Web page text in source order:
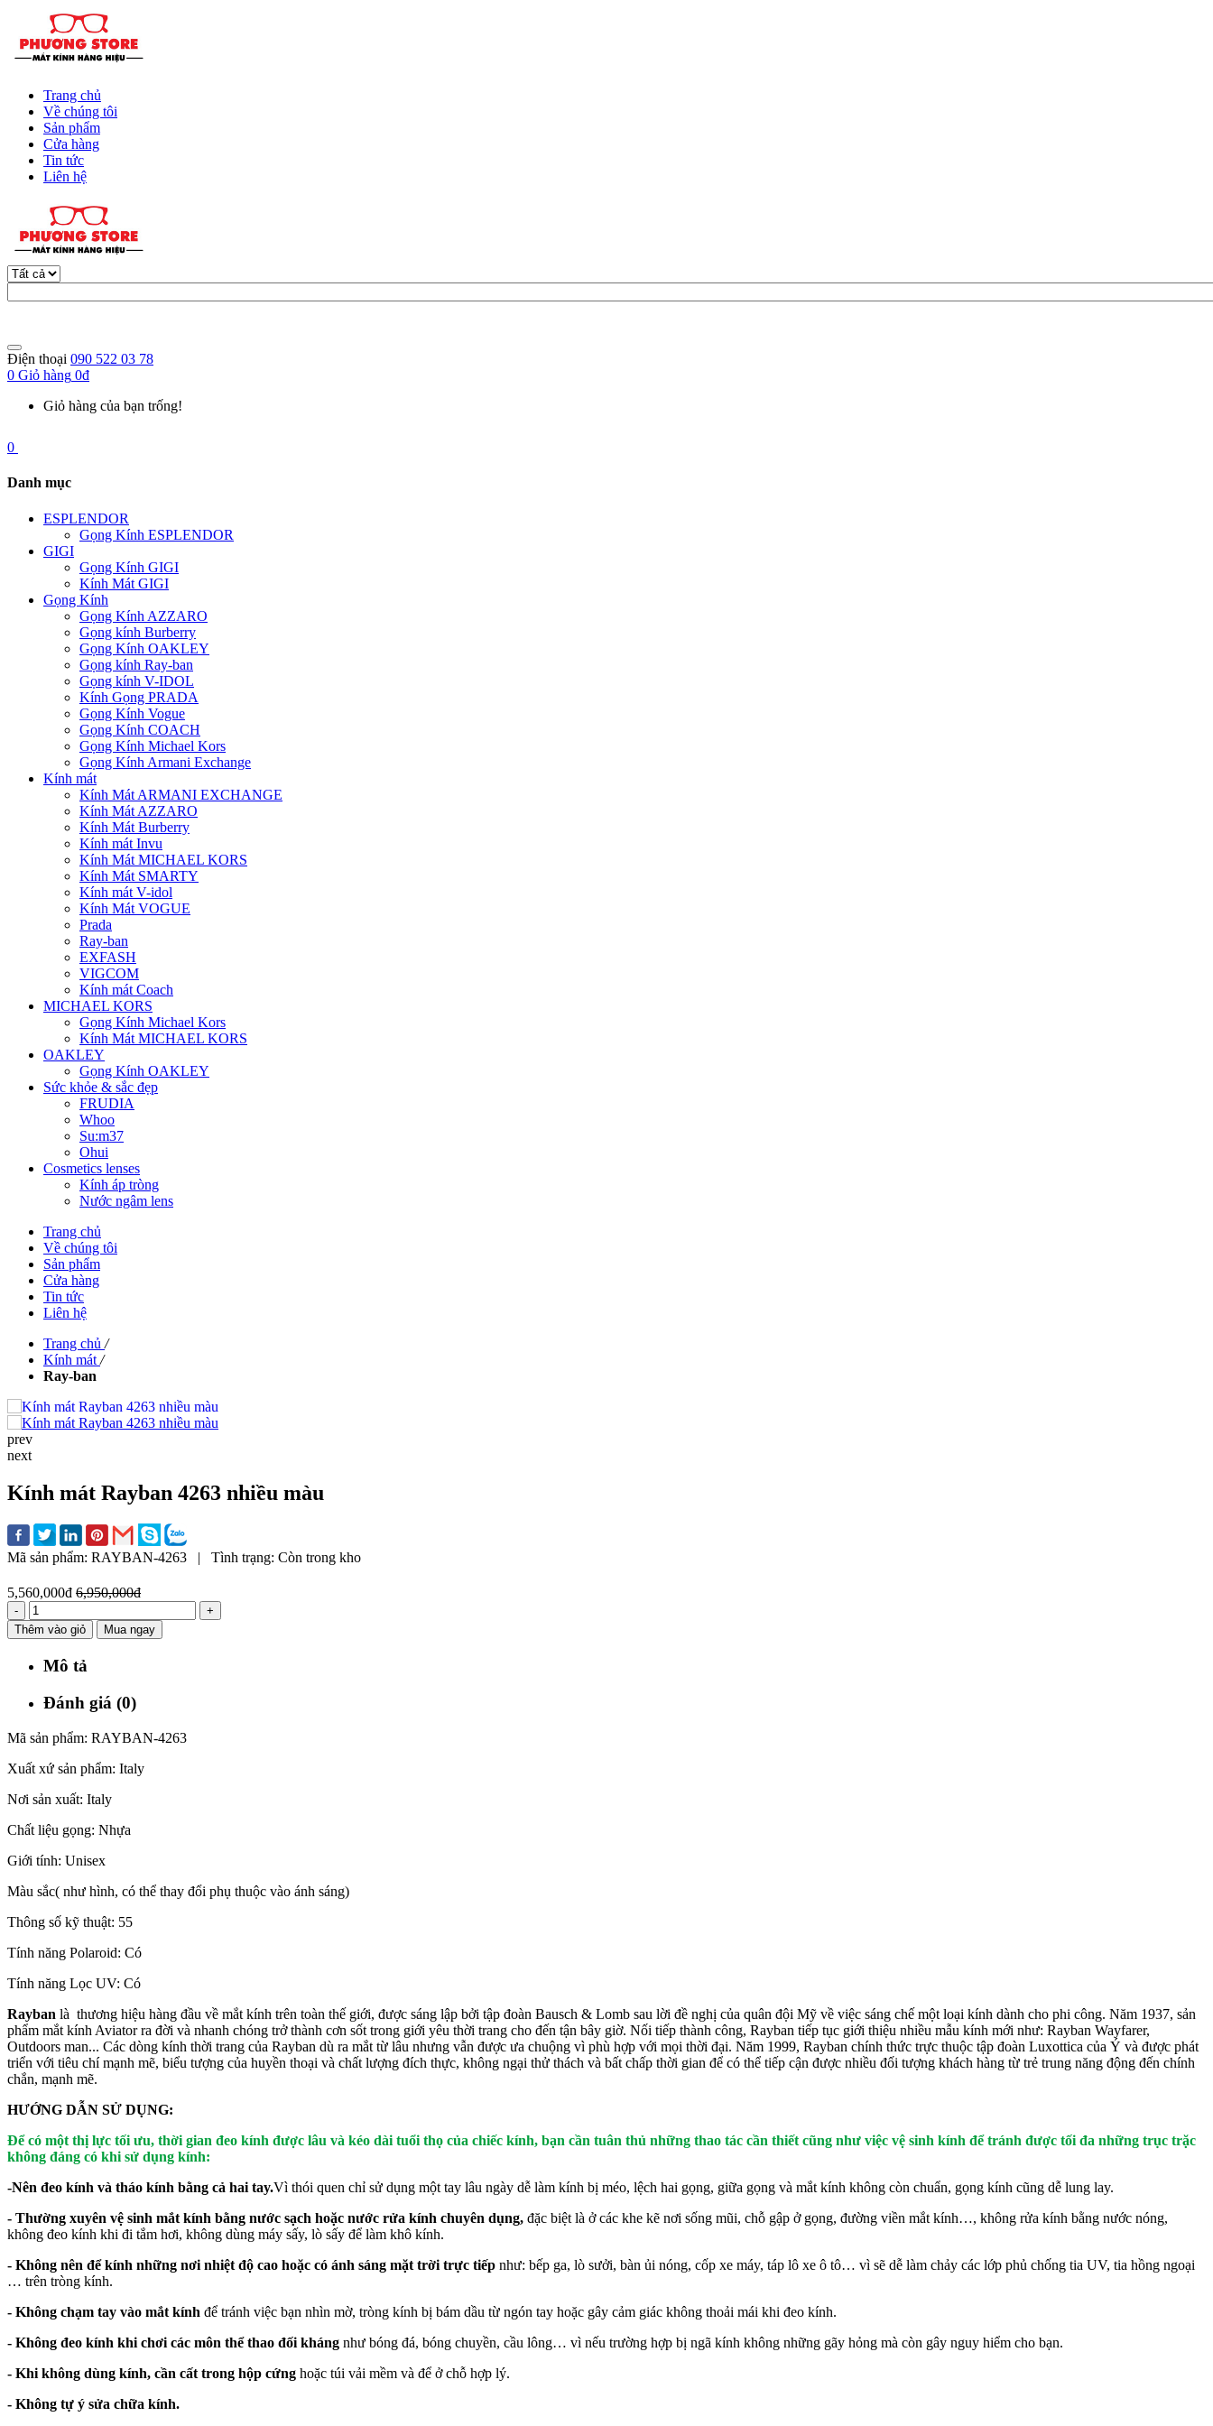
Trang chủ
Về chúng tôi
Sản phẩm
Cửa hàng
Tin tức
Liên hệ
Điện thoại 090 522 03 78
0 Giỏ hàng 0đ
Giỏ hàng của bạn trống!
0
Danh mục
ESPLENDOR
Gọng Kính ESPLENDOR
GIGI
Gọng Kính GIGI
Kính Mát GIGI
Gọng Kính
Gọng Kính AZZARO
Gọng kính Burberry
Gọng Kính OAKLEY
Gọng kính Ray-ban
Gọng kính V-IDOL
Kính Gọng PRADA
Gọng Kính Vogue
Gọng Kính COACH
Gọng Kính Michael Kors
Gọng Kính Armani Exchange
Kính mát
Kính Mát ARMANI EXCHANGE
Kính Mát AZZARO
Kính Mát Burberry
Kính mát Invu
Kính Mát MICHAEL KORS
Kính Mát SMARTY
Kính mát V-idol
Kính Mát VOGUE
Prada
Ray-ban
EXFASH
VIGCOM
Kính mát Coach
MICHAEL KORS
Gọng Kính Michael Kors
Kính Mát MICHAEL KORS
OAKLEY
Gọng Kính OAKLEY
Sức khỏe & sắc đẹp
FRUDIA
Whoo
Su:m37
Ohui
Cosmetics lenses
Kính áp tròng
Nước ngâm lens
Trang chủ
Về chúng tôi
Sản phẩm
Cửa hàng
Tin tức
Liên hệ
Trang chủ /
Kính mát /
Ray-ban
prev
next
Kính mát Rayban 4263 nhiều màu
Mã sản phẩm: RAYBAN-4263 | Tình trạng: Còn trong kho
5,560,000đ 6,950,000đ
-
+
Thêm vào giỏ
Mua ngay
Mô tả
Đánh giá (0)
Mã sản phẩm: RAYBAN-4263
Xuất xứ sản phẩm: Italy
Nơi sản xuất: Italy
Chất liệu gọng: Nhựa
Giới tính: Unisex
Màu sắc( như hình, có thể thay đổi phụ thuộc vào ánh sáng)
Thông số kỹ thuật: 55
Tính năng Polaroid: Có
Tính năng Lọc UV: Có
Rayban là thương hiệu hàng đầu về mắt kính trên toàn thế giới, được sáng lập bởi tập đoàn Bausch & Lomb sau lời đề nghị của quân đội Mỹ về việc sáng chế một loại kính dành cho phi công. Năm 1937, sản
phẩm mắt kính Aviator ra đời và nhanh chóng trở thành cơn sốt trong giới yêu thời trang cho đến tận bây giờ. Nối tiếp thành công, Rayban tiếp tục giới thiệu nhiều mẫu kính mới như: Rayban Wayfarer,
Outdoors man... Các dòng kính thời trang của Rayban dù ra mắt từ lâu nhưng vẫn được ưa chuộng vì phù hợp với mọi thời đại. Năm 1999, Rayban chính thức trực thuộc tập đoàn Luxottica của Ý và được phát
triển với tiêu chí mạnh mẽ, biểu tượng của huyền thoại và chất lượng đích thực, không ngại thử thách và bất chấp thời gian để có thể tiếp cận được nhiều đối tượng khách hàng từ trẻ trung năng động đến chính
chắn, mạnh mẽ.
HƯỚNG DẪN SỬ DỤNG:
Để có một thị lực tối ưu, thời gian đeo kính được lâu và kéo dài tuổi thọ của chiếc kính, bạn cần tuân thủ những thao tác cần thiết cũng như việc vệ sinh kính để tránh được tối đa những trục trặc
không đáng có khi sử dụng kính:
-Nên đeo kính và tháo kính bằng cả hai tay.Vì thói quen chỉ sử dụng một tay lâu ngày dễ làm kính bị méo, lệch hai gọng, giữa gọng và mắt kính không còn chuẩn, gọng kính cũng dễ lung lay.
- Thường xuyên vệ sinh mắt kính bằng nước sạch hoặc nước rửa kính chuyên dụng, đặc biệt là ở các khe kẽ nơi sống mũi, chỗ gập ở gọng, đường viền mắt kính…, không rửa kính bằng nước nóng,
không đeo kính khi đi tắm hơi, không dùng máy sấy, lò sấy để làm khô kính.
- Không nên để kính những nơi nhiệt độ cao hoặc có ánh sáng mặt trời trực tiếp như: bếp ga, lò sưởi, bàn ủi nóng, cốp xe máy, táp lô xe ô tô… vì sẽ dễ làm chảy các lớp phủ chống tia UV, tia hồng ngoại
… trên tròng kính.
- Không chạm tay vào mắt kính để tránh việc bạn nhìn mờ, tròng kính bị bám dầu từ ngón tay hoặc gây cảm giác không thoải mái khi đeo kính.
- Không đeo kính khi chơi các môn thể thao đối kháng như bóng đá, bóng chuyền, cầu lông… vì nếu trường hợp bị ngã kính không những gãy hỏng mà còn gây nguy hiểm cho bạn.
- Khi không dùng kính, cần cất trong hộp cứng hoặc túi vải mềm và để ở chỗ hợp lý.
- Không tự ý sửa chữa kính.